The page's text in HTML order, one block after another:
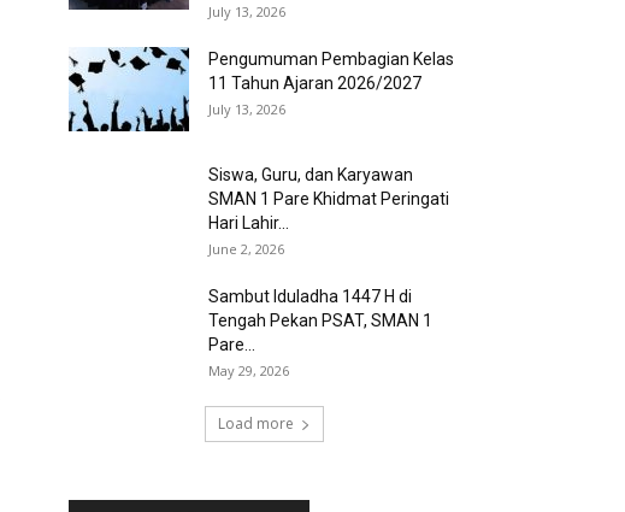
July 13, 2026
Pengumuman Pembagian Kelas
11 Tahun Ajaran 2026/2027
July 13, 2026
Siswa, Guru, dan Karyawan
SMAN 1 Pare Khidmat Peringati
Hari Lahir...
June 2, 2026
Sambut Iduladha 1447 H di
Tengah Pekan PSAT, SMAN 1
Pare...
May 29, 2026
Load more